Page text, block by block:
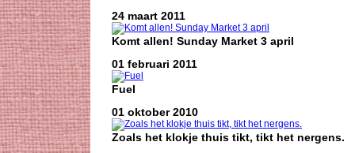
24 maart 2011
Komt allen! Sunday Market 3 april
01 februari 2011
Fuel
01 oktober 2010
Zoals het klokje thuis tikt, tikt het nergens.